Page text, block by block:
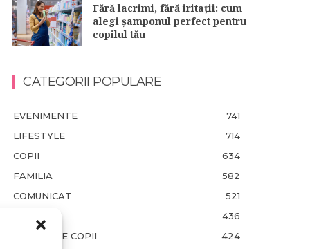
Fără lacrimi, fără iritații: cum
alegi șamponul perfect pentru
copilul tău
CATEGORII POPULARE
EVENIMENTE
741
LIFESTYLE
714
COPII
634
FAMILIA
582
COMUNICAT
521
436
SANATATE COPII
424